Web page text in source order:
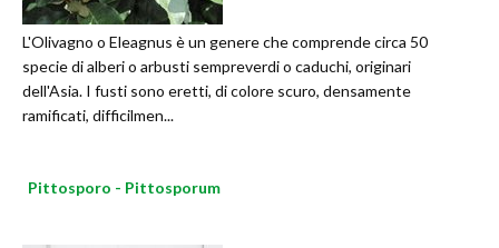
L'Olivagno o Eleagnus è un genere che comprende circa 50
specie di alberi o arbusti sempreverdi o caduchi, originari
dell'Asia. I fusti sono eretti, di colore scuro, densamente
ramificati, difficilmen...
Pittosporo - Pittosporum